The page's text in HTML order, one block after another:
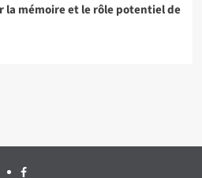
la mémoire et le rôle potentiel de
Facebook